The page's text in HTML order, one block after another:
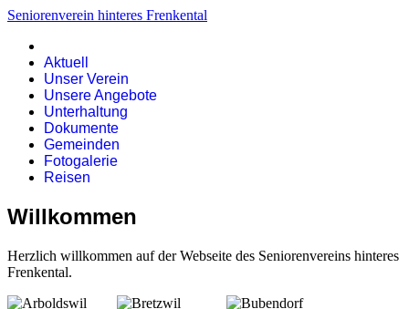
Seniorenverein hinteres Frenkental
Aktuell
Unser Verein
Unsere Angebote
Unterhaltung
Dokumente
Gemeinden
Fotogalerie
Reisen
Willkommen
Herzlich willkommen auf der Webseite des Seniorenvereins hinteres
Frenkental.